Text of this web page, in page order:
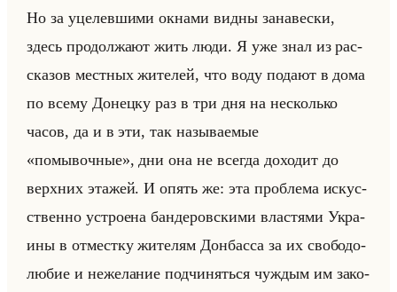
Но за уце­лев­ши­ми ок­на­ми видны за­на­вес­ки,
здесь про­дол­жа­ют жить люди. Я уже знал из рас­
ска­зов мест­ных жи­те­лей, что воду по­да­ют в дома
по всему До­нец­ку раз в три дня на несколько
часов, да и в эти, так на­зы­ва­емые
«помывочные», дни она не все­гда до­хо­дит до
верх­них эта­жей. И опять же: эта про­бле­ма ис­кус­
ствен­но устро­ена бан­де­ров­ски­ми вла­стя­ми Укра­
ины в от­мест­ку жи­те­лям Дон­бас­са за их сво­бо­до­
лю­бие и неже­ла­ние под­чи­няться чуж­дым им за­ко­